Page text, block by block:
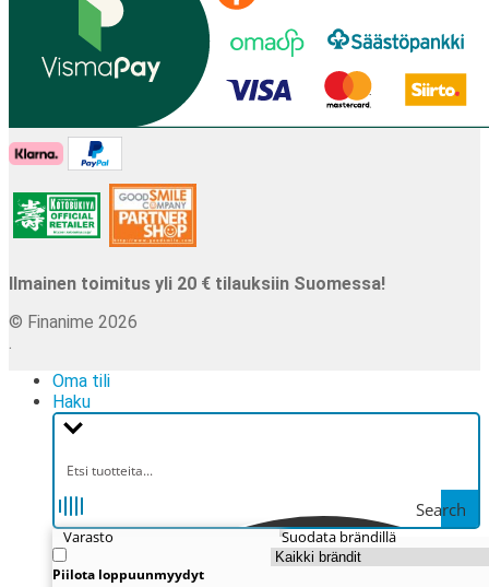
Ilmainen toimitus yli 20 € tilauksiin Suomessa!
© Finanime 2026
Oma tili
Haku
Search
Varasto
Piilota loppuunmyydyt
Suodata brändillä